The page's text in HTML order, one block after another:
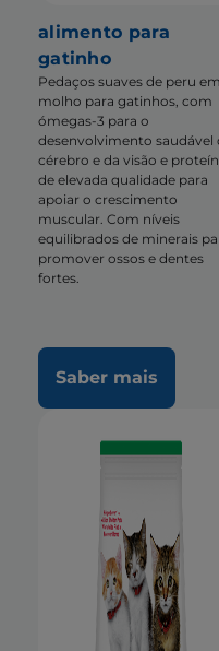
alimento para
gatinho
Pedaços suaves de peru em
molho para gatinhos, com
ómegas-3 para o
desenvolvimento saudável
cérebro e da visão e
de elevada qualidade para
apoiar o crescimento
muscular. Com níveis
equilibrados de minerais
promover ossos e dentes
fortes.
Saber mais